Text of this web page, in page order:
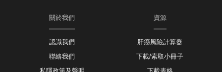
關於我們
認識我們
聯絡我們
資源
肝癌風險計算器
下載/索取小冊子